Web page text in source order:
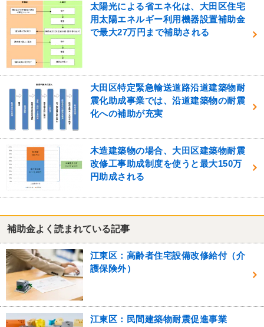
太陽光による省エネ化は、大田区住宅
用太陽エネルギー利用機器設置補助金
で最大27万円まで補助される
大田区特定緊急輸送道路沿道建築物耐
震化助成事業では、沿道建築物の耐震
化への補助が充実
木造建築物の場合、大田区建築物耐震
改修工事助成制度を使うと最大150万
円助成される
補助金よく読まれている記事
江東区：高齢者住宅設備改修給付（介
護保険外）
江東区：民間建築物耐震促進事業